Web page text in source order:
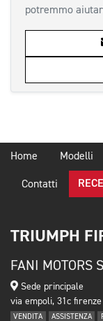
potremmo
Home Modelli
Contatti
TRIUMPH
FANI MOTORS
Sede principale
via empoli, 31c firenze
VENDITA ASSISTENZA